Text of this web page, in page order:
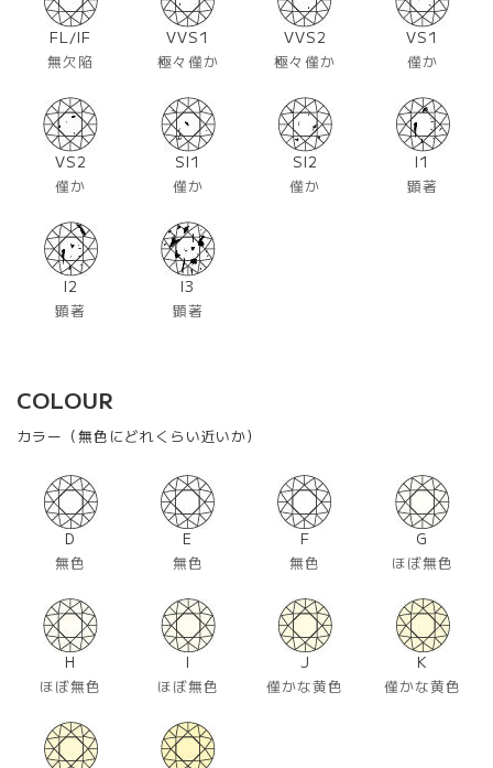
FL/IF
無欠陥
VVS1
極々僅か
VVS2
極々僅か
VS1
僅か
VS2
僅か
SI1
僅か
SI2
僅か
I1
顕著
I2
顕著
I3
顕著
COLOUR
カラー（無色にどれくらい近いか）
D
無色
E
無色
F
無色
G
ほぼ無色
H
ほぼ無色
I
ほぼ無色
J
僅かな黄色
K
僅かな黄色